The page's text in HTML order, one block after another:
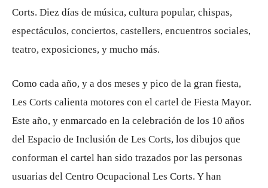
Corts. Diez días de música, cultura popular, chispas,
espectáculos, conciertos, castellers, encuentros sociales,
teatro, exposiciones, y mucho más.
Como cada año, y a dos meses y pico de la gran fiesta,
Les Corts calienta motores con el cartel de Fiesta Mayor.
Este año, y enmarcado en la celebración de los 10 años
del Espacio de Inclusión de Les Corts, los dibujos que
conforman el cartel han sido trazados por las personas
usuarias del Centro Ocupacional Les Corts. Y han